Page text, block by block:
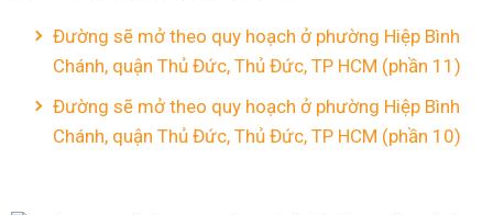
Đường sẽ mở theo quy hoạch ở phường Hiệp Bình
Chánh, quận Thủ Đức, Thủ Đức, TP HCM (phần 11)
Đường sẽ mở theo quy hoạch ở phường Hiệp Bình
Chánh, quận Thủ Đức, Thủ Đức, TP HCM (phần 10)